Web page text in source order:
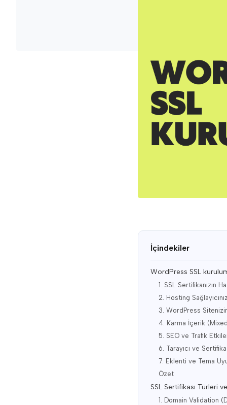
İçindekiler
WordPress SSL
1. SSL Sertifikanızın
2. Hosting
3. WordPress
4. Karma İçerik
5. SEO ve Trafik
6. Tarayıcı ve
7. Eklenti ve Tema
Özet
SSL Sertifikası Türleri
1. Domain Validation